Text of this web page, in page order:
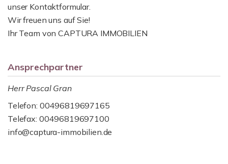
unser Kontaktformular.
Wir freuen uns auf Sie!
Ihr Team von CAPTURA IMMOBILIEN
Ansprechpartner
Herr Pascal Gran
Telefon: 00496819697165
Telefax: 00496819697100
info@captura-immobilien.de